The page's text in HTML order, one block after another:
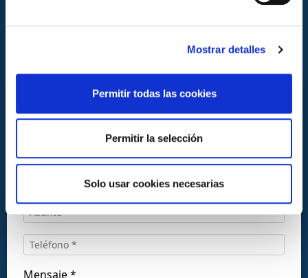
Mostrar detalles
Permitir todas las cookies
Permitir la selección
Solo usar cookies necesarias
CONTACTA CON NOSOTROS
Mensaje *
+34 916169710